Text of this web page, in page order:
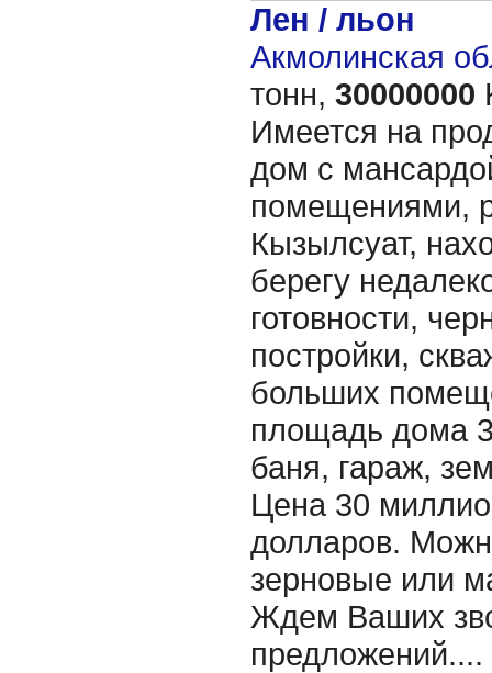
Лен / льон
Акмолинская
тонн, 30000000
Имеется на
дом с
помещениями,
Кызылсуат,
берегу
готовности,
постройки,
больших
площадь дома
баня, гараж,
Цена 30
долларов.
зерновые или
Ждем Ваших
предложений....